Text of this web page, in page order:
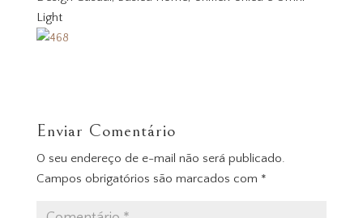
Light
Enviar Comentário
O seu endereço de e-mail não será publicado.
Campos obrigatórios são marcados com *